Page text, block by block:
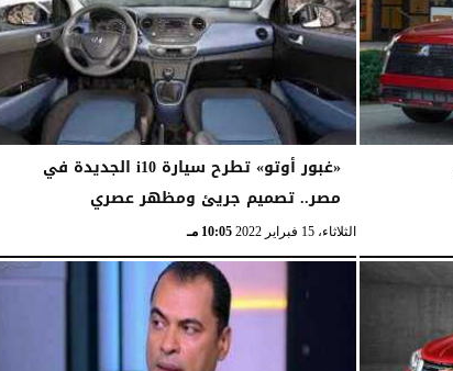
«غبور أوتو» تطرح سيارة i10 الجديدة في
مصر.. تصميم جريئ ومظهر عصري
الثلاثاء، 15 فبراير 2022 10:05 مـ